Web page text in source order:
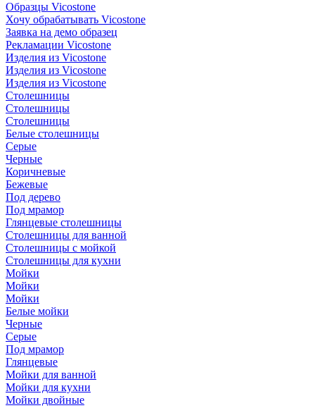
Образцы Vicostone
Хочу обрабатывать Vicostone
Заявка на демо образец
Рекламации Vicostone
Изделия из Vicostone
Изделия из Vicostone
Изделия из Vicostone
Столешницы
Столешницы
Столешницы
Белые столешницы
Серые
Черные
Коричневые
Бежевые
Под дерево
Под мрамор
Глянцевые столешницы
Столешницы для ванной
Столешницы с мойкой
Столешницы для кухни
Мойки
Мойки
Мойки
Белые мойки
Черные
Серые
Под мрамор
Глянцевые
Мойки для ванной
Мойки для кухни
Мойки двойные